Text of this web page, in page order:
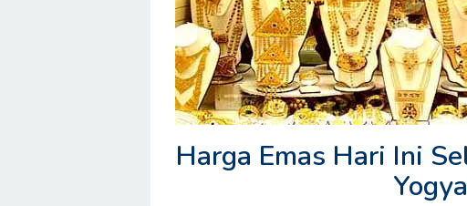
Harga Emas Hari Ini